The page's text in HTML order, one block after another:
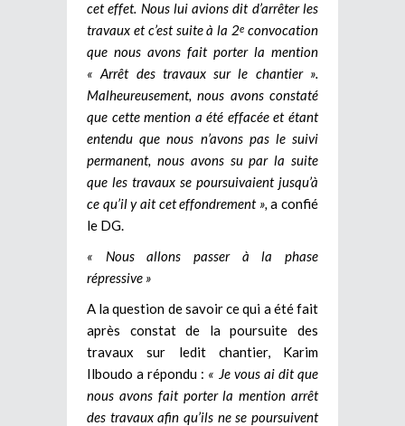
cet effet. Nous lui avions dit d’arrêter les
travaux et c’est suite à la 2e convocation
que nous avons fait porter la mention
« Arrêt des travaux sur le chantier ».
Malheureusement, nous avons constaté
que cette mention a été effacée et étant
entendu que nous n’avons pas le suivi
permanent, nous avons su par la suite
que les travaux se poursuivaient jusqu’à
ce qu’il y ait cet effondrement », a confié
le DG.
« Nous allons passer à la phase
répressive »
A la question de savoir ce qui a été fait
après constat de la poursuite des
travaux sur ledit chantier, Karim
Ilboudo a répondu : « Je vous ai dit que
nous avons fait porter la mention arrêt
des travaux afin qu’ils ne se poursuivent